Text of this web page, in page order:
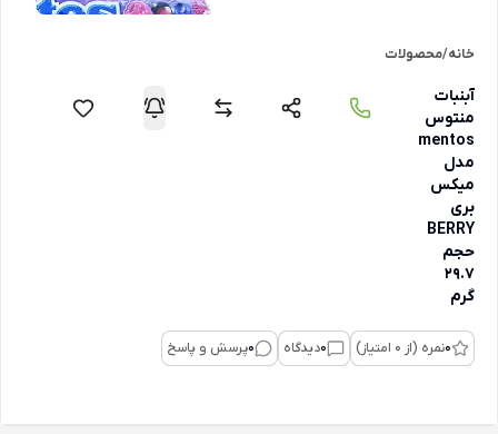
خانه/محصولات
آبنبات
منتوس
mentos
مدل
میکس
بری
BERRY
حجم
29.7
گرم
0نمره (از 0 امتیاز) 0دیدگاه 0پرسش و پاسخ